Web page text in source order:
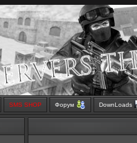
SMS SHOP Форум DownLoads